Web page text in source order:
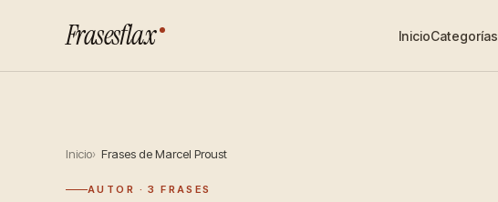
Frasesflax InicioCategorías
Inicio Frases de Marcel Proust
AUTOR · 3 FRASES